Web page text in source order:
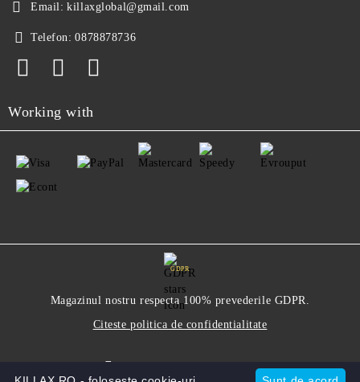
Email: killaxglobal@gmail.com
Telefon: 0878878736
Working with
GDPR
Magazinul nostru respecta 100% prevederile GDPR.
Citeste politica de confidentialitate